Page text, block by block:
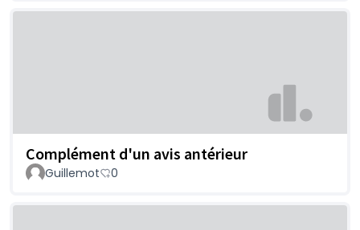
Complément d'un avis antérieur
Guillemot 0